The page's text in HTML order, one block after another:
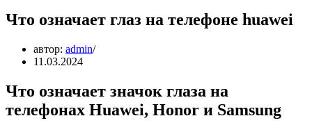
Что означает глаз на телефоне huawei
автор: admin
11.03.2024
Что означает значок глаза на
телефонах Huawei, Honor и Samsung